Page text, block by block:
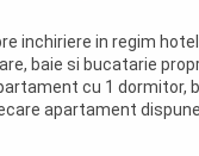
inchiriere in regim
baie si bucatarie
cu 1 dormitor,
apartament
...